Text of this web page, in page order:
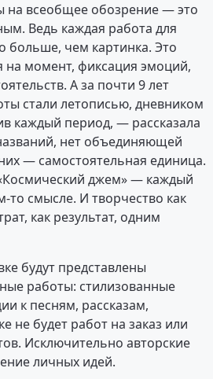
на всеобщее обозрение — это
Ведь каждая работа для
больше, чем картинка. Это
на момент, фиксация эмоций,
А за почти 9 лет
стали летописью, дневником
каждый период, — рассказала
нет объединяющей
— самостоятельная единица.
джем» — каждый
то смысле. И творчество как
как результат, одним
будут представлены
работы: стилизованные
к песням, рассказам,
не будет работ на заказ или
Исключительно авторские
личных идей.